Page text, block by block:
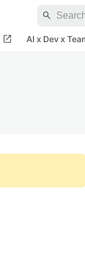
search
open_in_new AI x Dev x